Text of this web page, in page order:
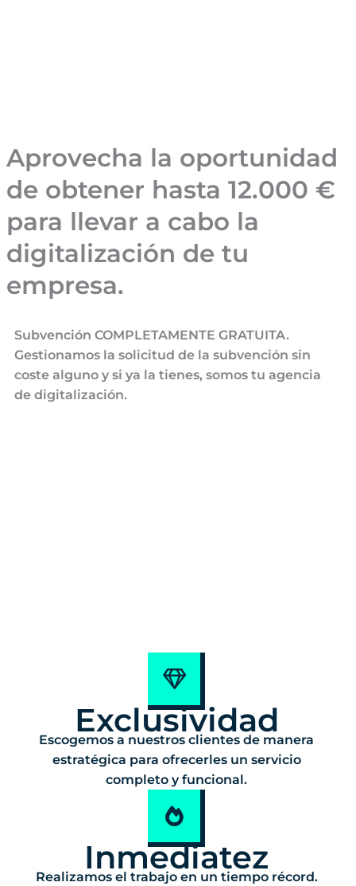
Aprovecha la oportunidad
de obtener hasta 12.000 €
para llevar a cabo la
digitalización de tu
empresa.
Subvención COMPLETAMENTE GRATUITA.
Gestionamos la solicitud de la subvención sin
coste alguno y si ya la tienes, somos tu agencia
de digitalización.
Exclusividad
Escogemos a nuestros clientes de manera
estratégica para ofrecerles un servicio
completo y funcional.
Inmediatez
Realizamos el trabajo en un tiempo récord.